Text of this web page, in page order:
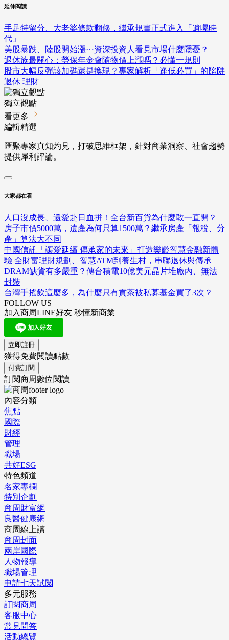
延伸閱讀
手足特留分、大老婆條款翻修，繼承規畫正式進入「遺囑時
代」
美股暴跌、陸股開始漲⋯資深投資人看見市場什麼隱憂？
退休族最關心：勞保年金會隨物價上漲嗎？必懂一規則
股市大幅反彈該加碼還是換現？專家解析「逢低必買」的陷阱
退休 理財
獨立觀點
看更多
編輯精選
匯聚專家真知灼見，打破思維框架，針對商業洞察、社會趨勢
提供犀利評論。
大家都在看
人口沒成長、還愛赴日血拼！全台新百貨為什麼敢一直開？
房子市價5000萬，遺產為何只算1500萬？繼承房產「報稅、分
產」算法大不同
中國信託「讓愛延續 傳承家的未來」打造樂齡智慧金融新體
驗 全財富理財規劃、智慧ATM到養生村，串聯退休與傳承
DRAM缺貨有多嚴重？傳台積電10億美元晶片堆廠內、無法
封裝
台灣手搖飲這麼多，為什麼只有貢茶被私募基金買了3次？
FOLLOW US
加入商周LINE好友 秒懂新商業
立即註冊
獲得免費閱讀點數
付費訂閱
訂閱商周數位閱讀
內容分類
焦點
國際
財經
管理
職場
共好ESG
特色頻道
名家專欄
特別企劃
商周財富網
良醫健康網
商周線上讀
商周封面
兩岸國際
人物報導
職場管理
申請七天試閱
多元服務
訂閱商周
客服中心
常見問答
活動總覽